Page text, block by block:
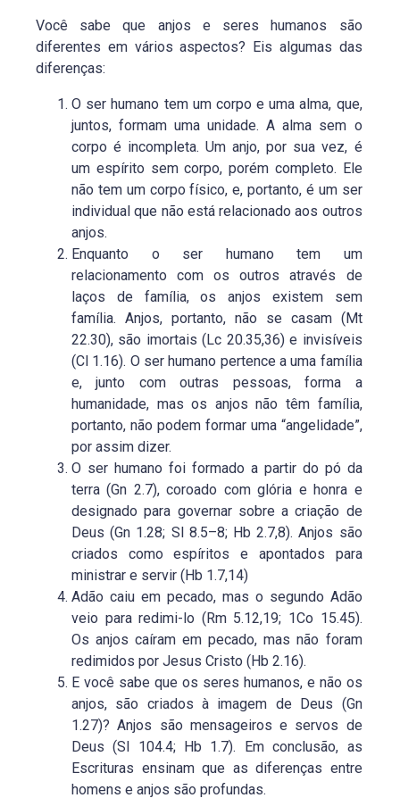
Você sabe que anjos e seres humanos são
diferentes em vários aspectos? Eis algumas das
diferenças:
O ser humano tem um corpo e uma alma, que,
juntos, formam uma unidade. A alma sem o
corpo é incompleta. Um anjo, por sua vez, é
um espírito sem corpo, porém completo. Ele
não tem um corpo físico, e, portanto, é um ser
individual que não está relacionado aos outros
anjos.
Enquanto o ser humano tem um
relacionamento com os outros através de
laços de família, os anjos existem sem
família. Anjos, portanto, não se casam (Mt
22.30), são imortais (Lc 20.35,36) e invisíveis
(Cl 1.16). O ser humano pertence a uma família
e, junto com outras pessoas, forma a
humanidade, mas os anjos não têm família,
portanto, não podem formar uma “angelidade”,
por assim dizer.
O ser humano foi formado a partir do pó da
terra (Gn 2.7), coroado com glória e honra e
designado para governar sobre a criação de
Deus (Gn 1.28; Sl 8.5–8; Hb 2.7,8). Anjos são
criados como espíritos e apontados para
ministrar e servir (Hb 1.7,14)
Adão caiu em pecado, mas o segundo Adão
veio para redimi-lo (Rm 5.12,19; 1Co 15.45).
Os anjos caíram em pecado, mas não foram
redimidos por Jesus Cristo (Hb 2.16).
E você sabe que os seres humanos, e não os
anjos, são criados à imagem de Deus (Gn
1.27)? Anjos são mensageiros e servos de
Deus (Sl 104.4; Hb 1.7). Em conclusão, as
Escrituras ensinam que as diferenças entre
homens e anjos são profundas.